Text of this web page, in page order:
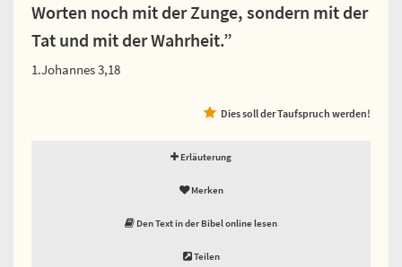
Worten noch mit der Zunge, sondern mit der
Tat und mit der Wahrheit.”
1.Johannes 3,18
Dies soll der Taufspruch werden!
Erläuterung
Merken
Den Text in der Bibel online lesen
Teilen